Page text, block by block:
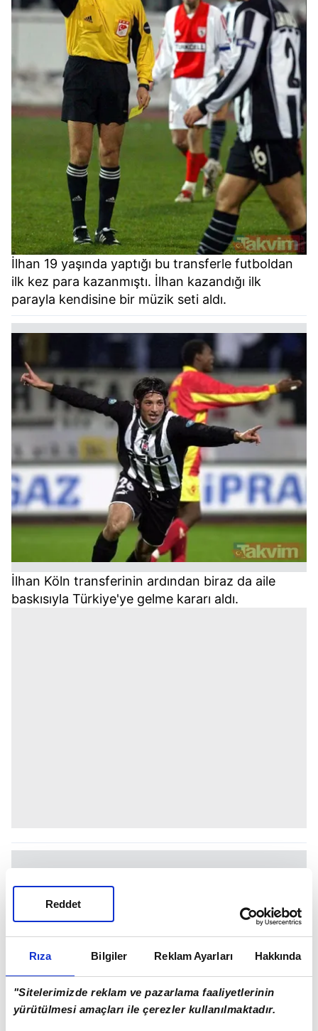
Rıza Bilgiler Reklam Ayarları Hakkında
"Sitelerimizde reklam ve pazarlama faaliyetlerinin
yürütülmesi amaçları ile çerezler kullanılmaktadır.
Reddet
İlhan 19 yaşında yaptığı bu transferle futboldan
ilk kez para kazanmıştı. İlhan kazandığı ilk
parayla kendisine bir müzik seti aldı.
İlhan Köln transferinin ardından biraz da aile
baskısıyla Türkiye'ye gelme kararı aldı.